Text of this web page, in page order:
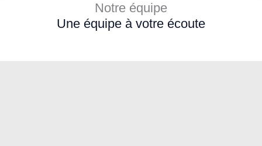
Notre équipe
Une équipe à votre écoute